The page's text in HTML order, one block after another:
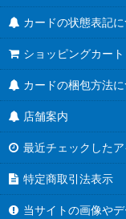
カードの状態表記
ショッピングカート
カードの梱包方法
店舗案内
最近チェックした
特定商取引法表示
当サイトの画像や